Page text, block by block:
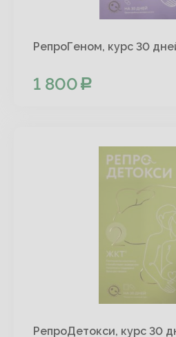
РепроГеном, курс 30
1 800
РепроДетокси, курс 30